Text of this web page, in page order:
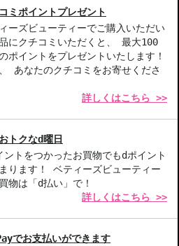
の合計金額が16666円以上の場合、
ります。予めご了承ください。
場合や配送用箱の関係で荷物を分割
。予めご了承ください。また、明細
同梱されますが手数料等の変更はご
。
ーター-適量を手軽に提供し、スム
やかな使用感を保ちながら、装飾効
鉛筆のトップコートとしても利用可
めます。
ミポイントプレゼント
ーズビューティーでご購入いただい
にクチコミいただくと、 最大100
ポイントをプレゼントいたします！
あなたのクチコミをお寄せくださ
詳しくはこちら >>
トクなd曜日
ントをつかったお買物でもdポイント
ります！ ベティーズビューティー
物は「d払い」で！
詳しくはこちら >>
でお支払いができます